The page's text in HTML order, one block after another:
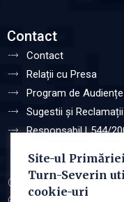
Contact
Contact
Relații cu Presa
Program de Audiențe
Sugestii și Reclamații
Responsabil L544/
Protecția datelor cu
Site-ul
Turn-Severin
cookie-uri